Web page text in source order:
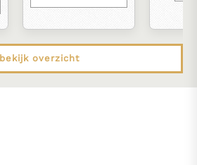
bekijk overzicht